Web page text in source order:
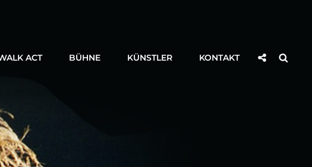
ACT BÜHNE KÜNSTLER KONTAKT
Social